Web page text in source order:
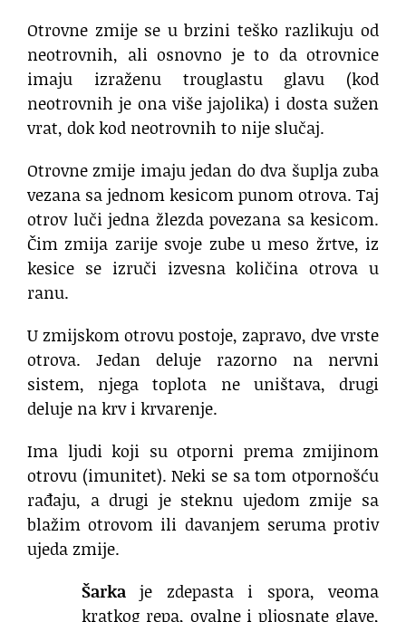
Otrovne zmije se u brzini teško razlikuju od
neotrovnih, ali osnovno je to da otrovnice
imaju izraženu trouglastu glavu (kod
neotrovnih je ona više jajolika) i dosta sužen
vrat, dok kod neotrovnih to nije slučaj.
Otrovne zmije imaju jedan do dva šuplja zuba
vezana sa jednom kesicom punom otrova. Taj
otrov luči jedna žlezda povezana sa kesicom.
Čim zmija zarije svoje zube u meso žrtve, iz
kesice se izruči izvesna količina otrova u
ranu.
U zmijskom otrovu postoje, zapravo, dve vrste
otrova. Jedan deluje razorno na nervni
sistem, njega toplota ne uništava, drugi
deluje na krv i krvarenje.
Ima ljudi koji su otporni prema zmijinom
otrovu (imunitet). Neki se sa tom otpornošću
rađaju, a drugi je steknu ujedom zmije sa
blažim otrovom ili davanjem seruma protiv
ujeda zmije.
Šarka je zdepasta i spora, veoma
kratkog repa, ovalne i pljosnate glave,